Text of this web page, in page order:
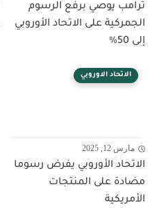
ترامب يوصي برفع الرسوم
الجمركية على الاتحاد الأوروبي
إلى 50%
الاتحاد الاوروبي
مارس 12, 2025
الاتحاد الأوروبي يفرض رسوما
مضادة على المنتجات
الأمريكية